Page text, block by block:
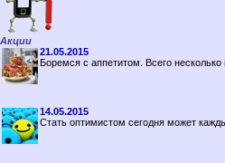
Акции
21.05.2015
Боремся с аппетитом. Всего
14.05.2015
Стать оптимистом сегодня может